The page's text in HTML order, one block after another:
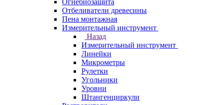
Огнебиозащита
Отбеливатели древесины
Пена монтажная
Измерительный инструмент
Назад
Измерительный инструмент
Линейки
Микрометры
Рулетки
Угольники
Уровни
Штангенциркули